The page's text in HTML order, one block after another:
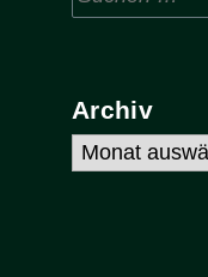
nach:
Archiv
Archiv